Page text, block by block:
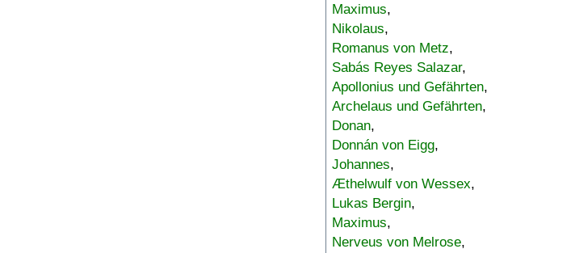
Maximus,
Nikolaus,
Romanus von Metz,
Sabás Reyes Salazar,
Apollonius und Gefährten,
Archelaus und Gefährten,
Donan,
Donnán von Eigg,
Johannes,
Æthelwulf von Wessex,
Lukas Bergin,
Maximus,
Nerveus von Melrose,